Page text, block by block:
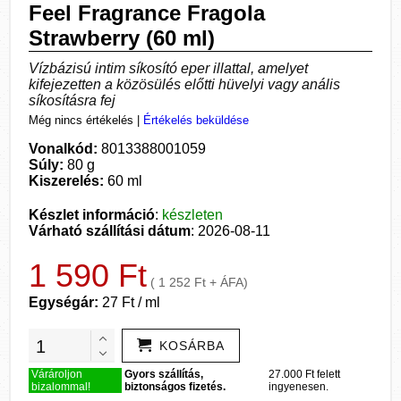
Feel Fragrance Fragola
Strawberry (60 ml)
Vízbázisú intim síkosító eper illattal, amelyet
kifejezetten a közösülés előtti hüvelyi vagy anális
síkosításra fej
Még nincs értékelés Értékelés beküldése
Vonalkód: 8013388001059
Súly: 80 g
Kiszerelés: 60 ml
Készlet információ: készleten
Várható szállítási dátum: 2026-08-11
1 590 Ft ( 1 252 Ft + ÁFA)
Egységár: 27 Ft / ml
KOSÁRBA
Várároljon
bizalommal!
Gyors szállítás,
biztonságos fizetés.
27.000 Ft felett
ingyenesen.